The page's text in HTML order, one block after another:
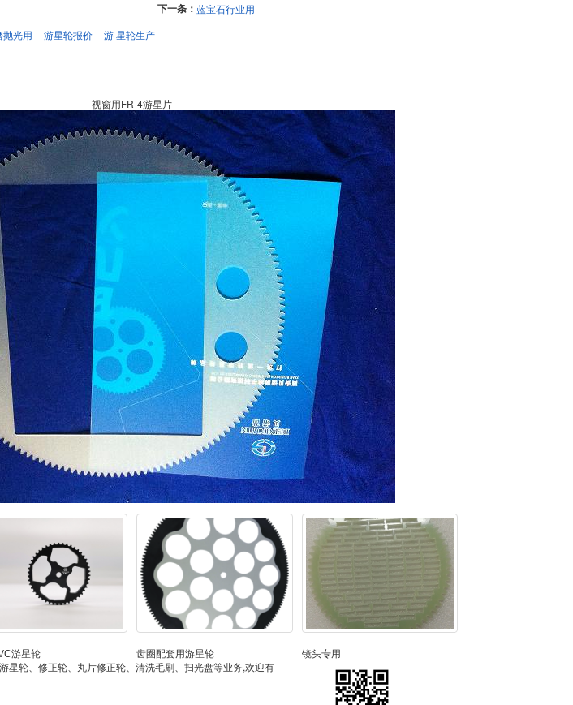
下一条： 蓝宝石行业用
抛光用 游星轮报价 游 星轮生产
视窗用FR-4游星片
游星轮 齿圈配套用游星轮 镜头专用
星轮、修正轮、丸片修正轮、清洗毛刷、扫光盘等业务,欢迎有